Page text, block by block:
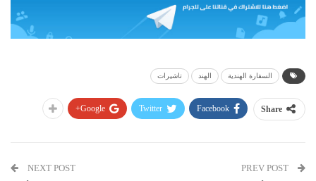
السفارة الهندية الهند تاشيرات
Share
Facebook
Twitter
Google+
NEXT POST